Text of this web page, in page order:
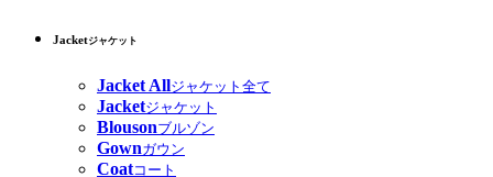
Jacketジャケット
Jacket Allジャケット全て
Jacketジャケット
Blousonブルゾン
Gownガウン
Coatコート